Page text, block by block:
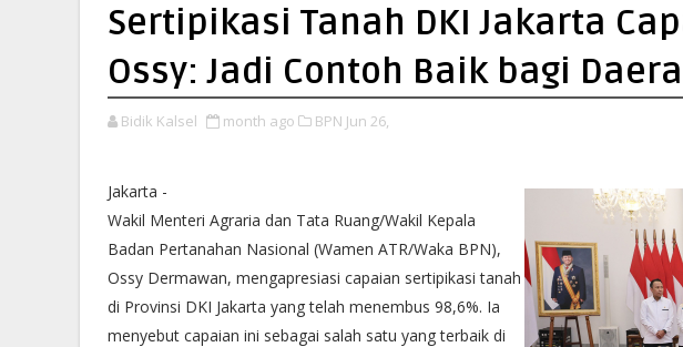
Sertipikasi Tanah DKI Jakarta
Ossy: Jadi Contoh Baik bagi
Bidik Kalsel month ago BPN Jun 26,
Jakarta -
Wakil Menteri Agraria dan Tata Ruang/Wakil Kepala
Badan Pertanahan Nasional (Wamen ATR/Waka BPN),
Ossy Dermawan, mengapresiasi capaian sertipikasi tanah
di Provinsi DKI Jakarta yang telah menembus 98,6%. Ia
menyebut capaian ini sebagai salah satu yang terbaik di